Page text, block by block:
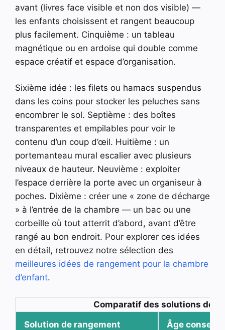
avant (livres face visible et non dos visible) —
les enfants choisissent et rangent beaucoup
plus facilement. Cinquième : un tableau
magnétique ou en ardoise qui double comme
espace créatif et espace d’organisation.
Sixième idée : les filets ou hamacs suspendus
dans les coins pour stocker les peluches sans
encombrer le sol. Septième : des boîtes
transparentes et empilables pour voir le
contenu d’un coup d’œil. Huitième : un
portemanteau mural escalier avec plusieurs
niveaux de hauteur. Neuvième : exploiter
l’espace derrière la porte avec un organiseur à
poches. Dixième : créer une « zone de décharge
» à l’entrée de la chambre — un bac ou une
corbeille où tout atterrit d’abord, avant d’être
rangé au bon endroit. Pour explorer ces idées
en détail, retrouvez notre sélection des
meilleures idées de rangement pour la chambre
d’enfant.
Comparatif des solutions de
Solution de rangement
Âge conseillé